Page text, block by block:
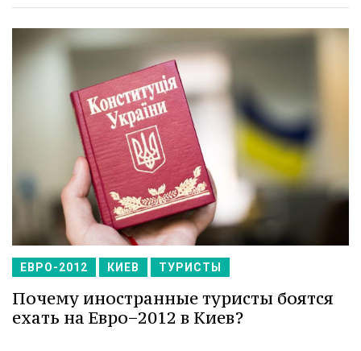
ЕВРО-2012 КИЕВ ТУРИСТЫ
Почему иностранные туристы боятся
ехать на Евро−2012 в Киев?